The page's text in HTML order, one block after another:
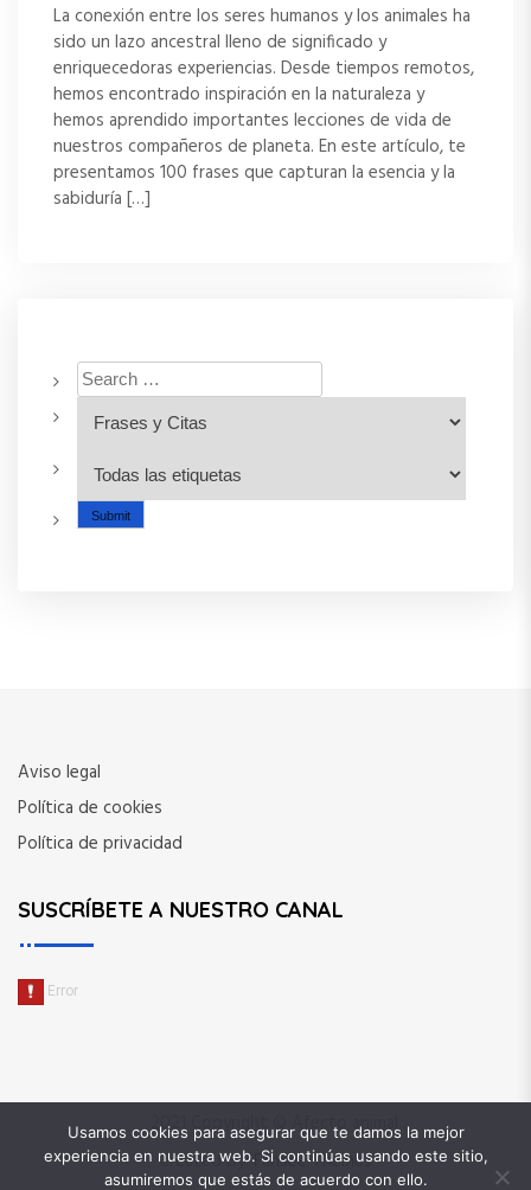
La conexión entre los seres humanos y los animales ha
sido un lazo ancestral lleno de significado y
enriquecedoras experiencias. Desde tiempos remotos,
hemos encontrado inspiración en la naturaleza y
hemos aprendido importantes lecciones de vida de
nuestros compañeros de planeta. En este artículo, te
presentamos 100 frases que capturan la esencia y la
sabiduría […]
Aviso legal
Política de cookies
Política de privacidad
SUSCRÍBETE A NUESTRO CANAL
2021 Copyright © Afecto animal
Created By:Fansee Themes
Usamos cookies para asegurar que te damos la mejor
experiencia en nuestra web. Si continúas usando este sitio,
asumiremos que estás de acuerdo con ello.